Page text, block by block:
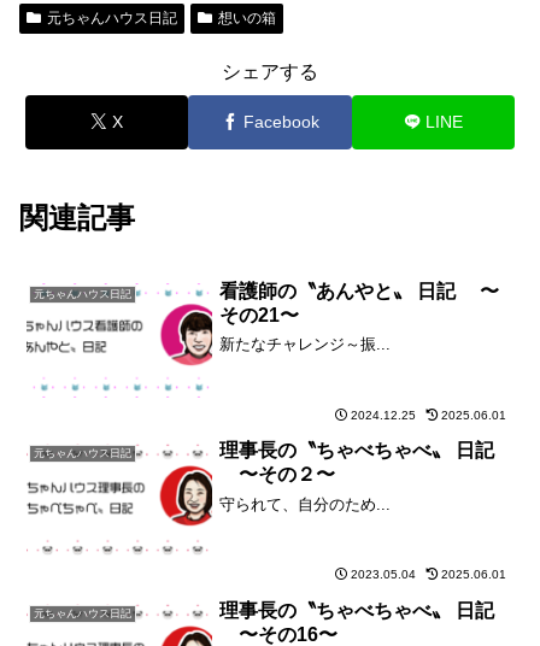
元ちゃんハウス日記 想いの箱
シェアする
X Facebook LINE
関連記事
元ちゃんハウス日記
看護師の〝あんやと〟 日記 〜
その21〜
新たなチャレンジ～振...
2024.12.25 2025.06.01
元ちゃんハウス日記
理事長の〝ちゃべちゃべ〟 日記
〜その２〜
守られて、自分のため...
2023.05.04 2025.06.01
元ちゃんハウス日記
理事長の〝ちゃべちゃべ〟 日記
〜その16〜